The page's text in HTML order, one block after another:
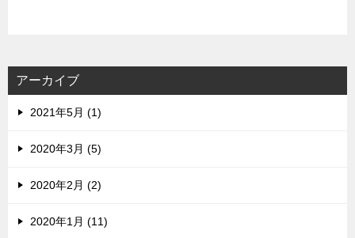
ス
アーカイブ
2021年5月 (1)
2020年3月 (5)
2020年2月 (2)
2020年1月 (11)